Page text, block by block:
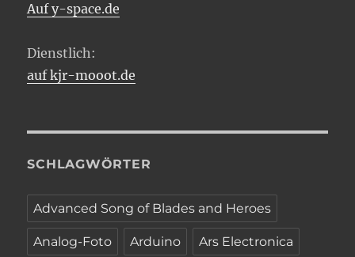
Auf y-space.de
Dienstlich:
auf kjr-mooot.de
SCHLAGWÖRTER
Advanced Song of Blades and Heroes
Analog-Foto Arduino Ars Electronica